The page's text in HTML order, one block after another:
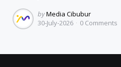
Posted
by
byMedia Cibubur
30-July-2026
0 Comments